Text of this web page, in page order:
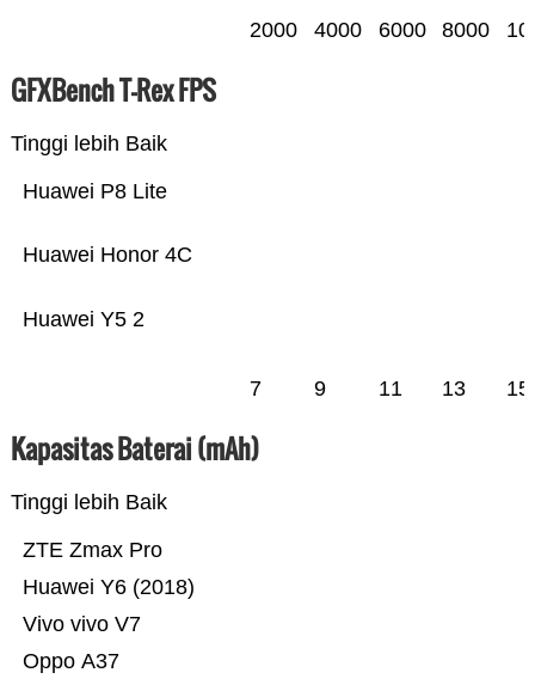
2000 4000 6000 8000
GFXBench T-Rex FPS
Tinggi lebih Baik
Huawei Y5 2
Huawei Honor 4C
Huawei P8 Lite
7 9 11 13 15
Kapasitas Baterai (mAh)
Tinggi lebih Baik
Oppo A37
Vivo vivo V7
Huawei Y6 (2018)
ZTE Zmax Pro